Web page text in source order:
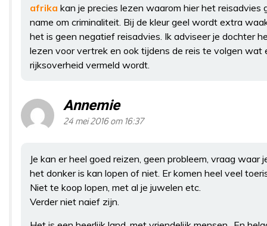
afrika kan je precies lezen waarom hier het reisadvies
name om criminaliteit. Bij de kleur geel wordt extra
het is geen negatief reisadvies. Ik adviseer je dochter
lezen voor vertrek en ook tijdens de reis te volgen wat
rijksoverheid vermeld wordt.
Annemie
24 mei 2016 om 16:37
Je kan er heel goed reizen, geen probleem, vraag waar
het donker is kan lopen of niet. Er komen heel veel
Niet te koop lopen, met al je juwelen etc.
Verder niet naief zijn.